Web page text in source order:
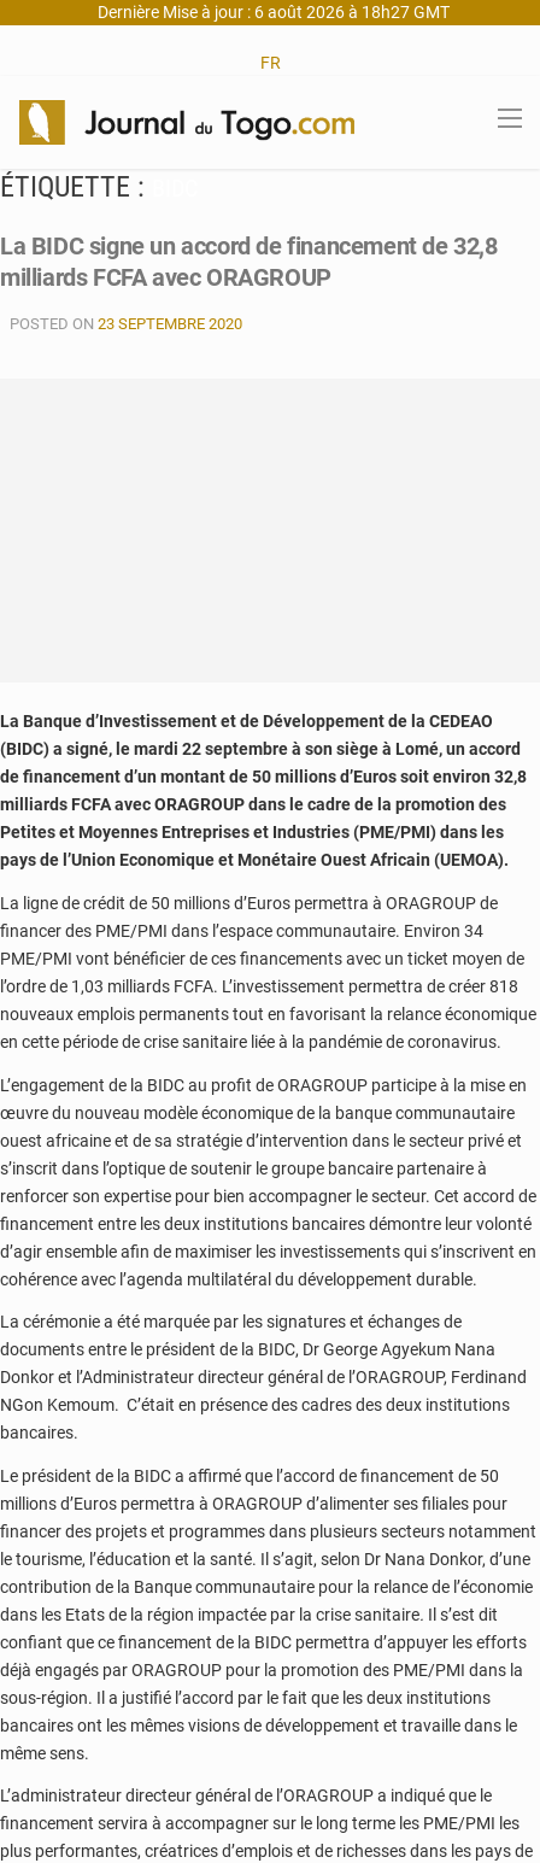
Dernière Mise à jour : 6 août 2026 à 18h27 GMT
FR
ÉTIQUETTE :
La BIDC signe un accord de financement de 32,8
milliards FCFA avec ORAGROUP
POSTED ON 23 SEPTEMBRE 2020
La Banque d’Investissement et de Développement de la CEDEAO
(BIDC) a signé, le mardi 22 septembre à son siège à Lomé, un accord
de financement d’un montant de 50 millions d’Euros soit environ 32,8
milliards FCFA avec ORAGROUP dans le cadre de la promotion des
Petites et Moyennes Entreprises et Industries (PME/PMI) dans les
pays de l’Union Economique et Monétaire Ouest Africain (UEMOA).
La ligne de crédit de 50 millions d’Euros permettra à ORAGROUP de
financer des PME/PMI dans l’espace communautaire. Environ 34
PME/PMI vont bénéficier de ces financements avec un ticket moyen de
l’ordre de 1,03 milliards FCFA. L’investissement permettra de créer 818
nouveaux emplois permanents tout en favorisant la relance économique
en cette période de crise sanitaire liée à la pandémie de coronavirus.
L’engagement de la BIDC au profit de ORAGROUP participe à la mise en
œuvre du nouveau modèle économique de la banque communautaire
ouest africaine et de sa stratégie d’intervention dans le secteur privé et
s’inscrit dans l’optique de soutenir le groupe bancaire partenaire à
renforcer son expertise pour bien accompagner le secteur. Cet accord de
financement entre les deux institutions bancaires démontre leur volonté
d’agir ensemble afin de maximiser les investissements qui s’inscrivent en
cohérence avec l’agenda multilatéral du développement durable.
La cérémonie a été marquée par les signatures et échanges de
documents entre le président de la BIDC, Dr George Agyekum Nana
Donkor et l’Administrateur directeur général de l’ORAGROUP, Ferdinand
NGon Kemoum. C’était en présence des cadres des deux institutions
bancaires.
Le président de la BIDC a affirmé que l’accord de financement de 50
millions d’Euros permettra à ORAGROUP d’alimenter ses filiales pour
financer des projets et programmes dans plusieurs secteurs notamment
le tourisme, l’éducation et la santé. Il s’agit, selon Dr Nana Donkor, d’une
contribution de la Banque communautaire pour la relance de l’économie
dans les Etats de la région impactée par la crise sanitaire. Il s’est dit
confiant que ce financement de la BIDC permettra d’appuyer les efforts
déjà engagés par ORAGROUP pour la promotion des PME/PMI dans la
sous-région. Il a justifié l’accord par le fait que les deux institutions
bancaires ont les mêmes visions de développement et travaille dans le
même sens.
L’administrateur directeur général de l’ORAGROUP a indiqué que le
financement servira à accompagner sur le long terme les PME/PMI les
plus performantes, créatrices d’emplois et de richesses dans les pays de